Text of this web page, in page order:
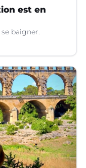
est en
baigner.